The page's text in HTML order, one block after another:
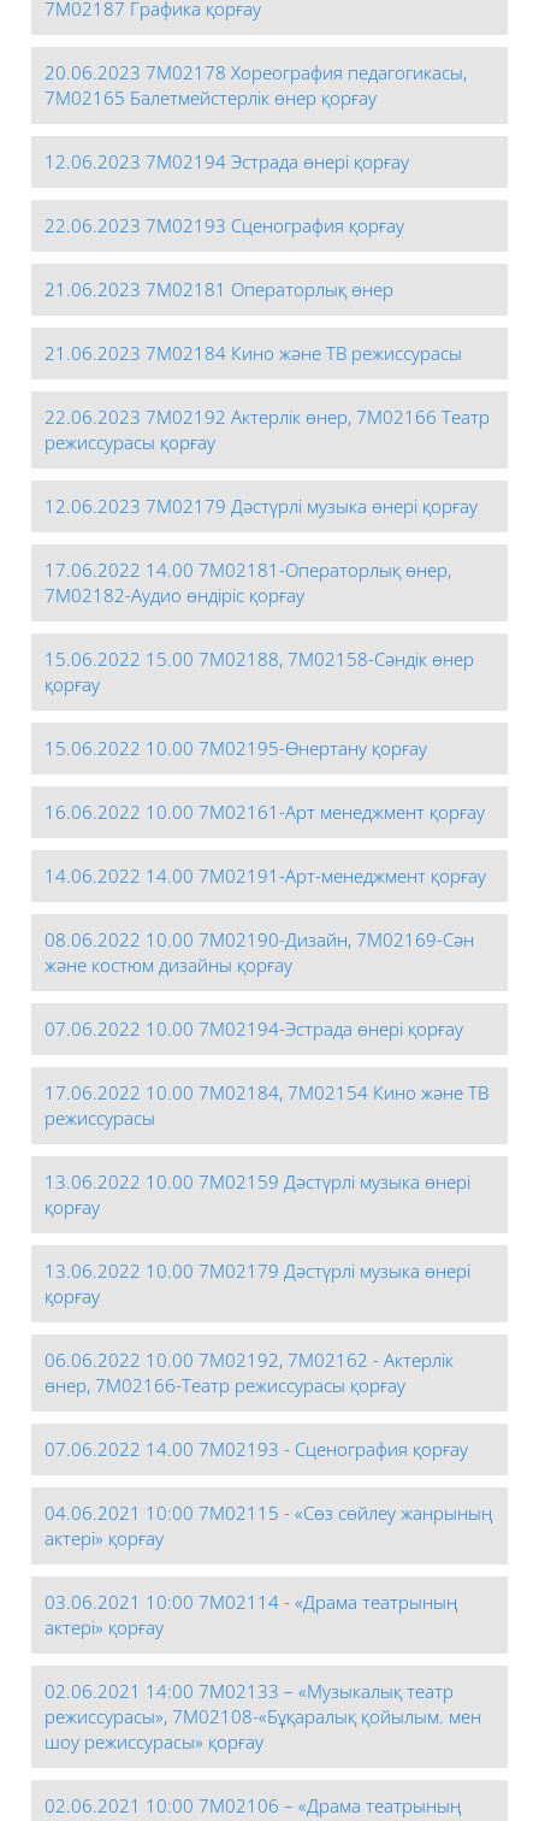
7М02187 Графика қорғау
20.06.2023 7М02178 Хореография педагогикасы,
7М02165 Балетмейстерлік өнер қорғау
12.06.2023 7М02194 Эстрада өнері қорғау
22.06.2023 7М02193 Сценография қорғау
21.06.2023 7М02181 Операторлық өнер
21.06.2023 7М02184 Кино және ТВ режиссурасы
22.06.2023 7М02192 Актерлік өнер, 7М02166 Театр
режиссурасы қорғау
12.06.2023 7М02179 Дәстүрлі музыка өнері қорғау
17.06.2022 14.00 7М02181-Операторлық өнер,
7М02182-Аудио өндіріс қорғау
15.06.2022 15.00 7М02188, 7М02158-Сәндік өнер
қорғау
15.06.2022 10.00 7М02195-Өнертану қорғау
16.06.2022 10.00 7М02161-Арт менеджмент қорғау
14.06.2022 14.00 7М02191-Арт-менеджмент қорғау
08.06.2022 10.00 7М02190-Дизайн, 7М02169-Сән
және костюм дизайны қорғау
07.06.2022 10.00 7М02194-Эстрада өнері қорғау
17.06.2022 10.00 7М02184, 7М02154 Кино және ТВ
режиссурасы
13.06.2022 10.00 7М02159 Дәстүрлі музыка өнері
қорғау
13.06.2022 10.00 7М02179 Дәстүрлі музыка өнері
қорғау
06.06.2022 10.00 7М02192, 7М02162 - Актерлік
өнер, 7М02166-Театр режиссурасы қорғау
07.06.2022 14.00 7М02193 - Сценография қорғау
04.06.2021 10:00 7М02115 - «Сөз сөйлеу жанрының
актері» қорғау
03.06.2021 10:00 7М02114 - «Драма театрының
актері» қорғау
02.06.2021 14:00 7М02133 – «Музыкалық театр
режиссурасы», 7М02108-«Бұқаралық қойылым. мен
шоу режиссурасы» қорғау
02.06.2021 10:00 7М02106 – «Драма театрының